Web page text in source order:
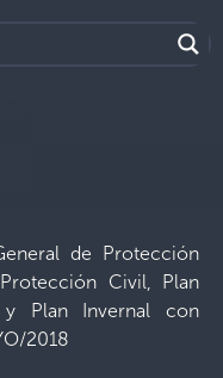
de Protección
Civil, Plan
Plan Invernal con
2018